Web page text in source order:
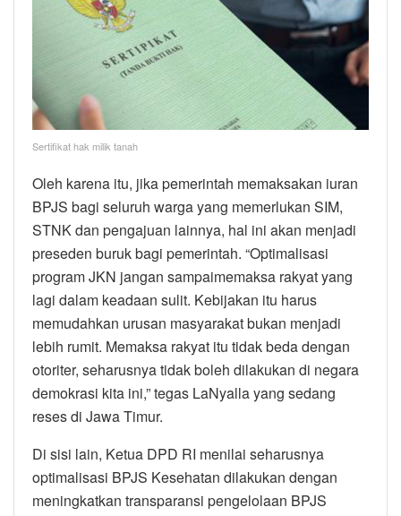
Sertifikat hak milik tanah
Oleh karena itu, jika pemerintah memaksakan iuran
BPJS bagi seluruh warga yang memerlukan SIM,
STNK dan pengajuan lainnya, hal ini akan menjadi
preseden buruk bagi pemerintah. “Optimalisasi
program JKN jangan sampaimemaksa rakyat yang
lagi dalam keadaan sulit. Kebijakan itu harus
memudahkan urusan masyarakat bukan menjadi
lebih rumit. Memaksa rakyat itu tidak beda dengan
otoriter, seharusnya tidak boleh dilakukan di negara
demokrasi kita ini,” tegas LaNyalla yang sedang
reses di Jawa Timur.
Di sisi lain, Ketua DPD RI menilai seharusnya
optimalisasi BPJS Kesehatan dilakukan dengan
meningkatkan transparansi pengelolaan BPJS